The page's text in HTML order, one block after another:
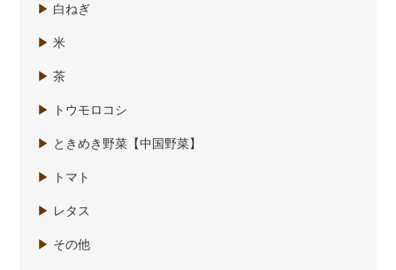
▶ 白ねぎ
▶ 米
▶ 茶
▶ トウモロコシ
▶ ときめき野菜【中国野菜】
▶ トマト
▶ レタス
▶ その他